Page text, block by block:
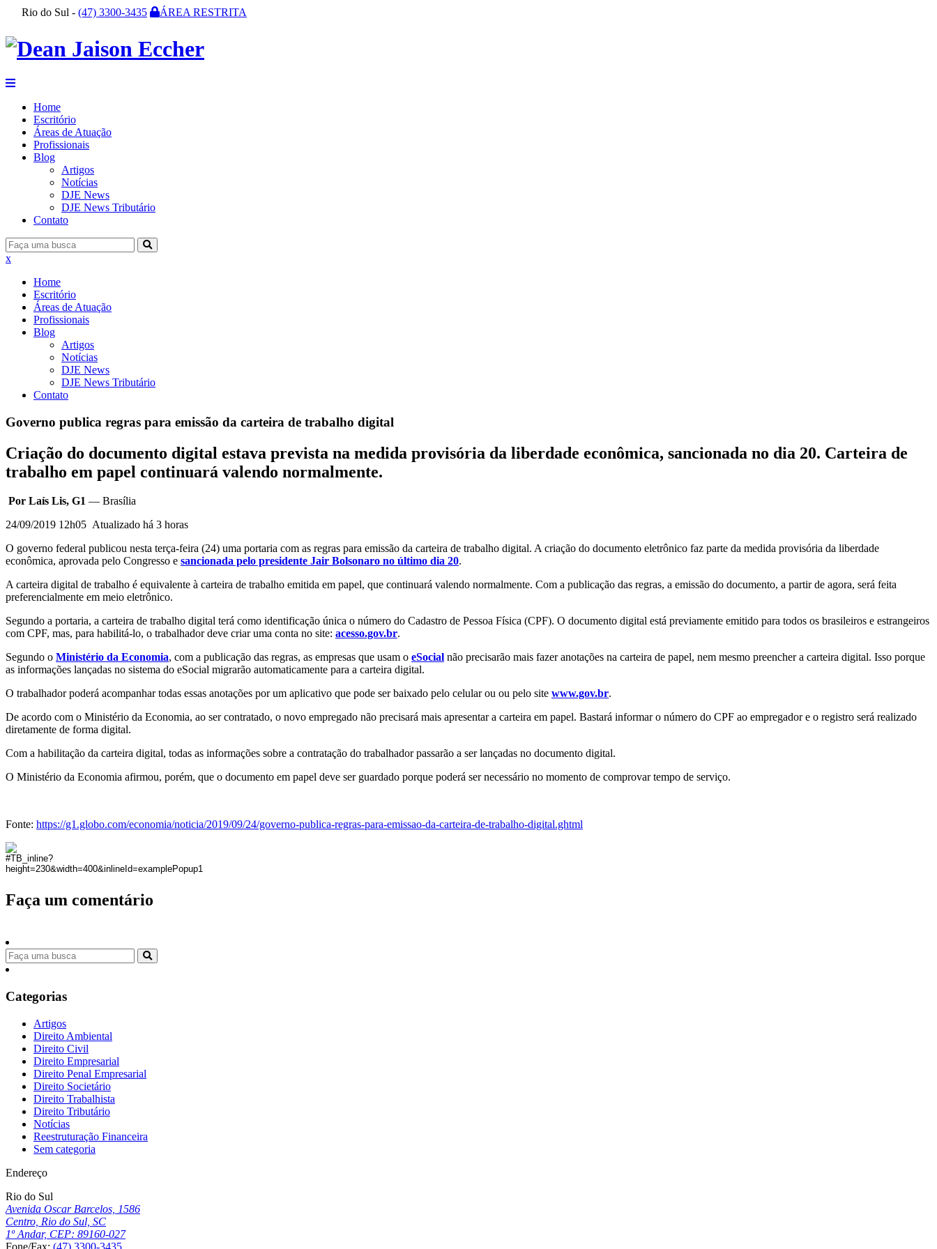
Rio do Sul - (47) 3300-3435 ÁREA RESTRITA
Home
Escritório
Áreas de Atuação
Profissionais
Blog
Artigos
Notícias
DJE News
DJE News Tributário
Contato
x
Home
Escritório
Áreas de Atuação
Profissionais
Blog
Artigos
Notícias
DJE News
DJE News Tributário
Contato
Governo publica regras para emissão da carteira de trabalho digital
Criação do documento digital estava prevista na medida provisória da liberdade econômica, sancionada no dia 20. Carteira de
trabalho em papel continuará valendo normalmente.
Por Laís Lis, G1 — Brasília
24/09/2019 12h05 Atualizado há 3 horas
O governo federal publicou nesta terça-feira (24) uma portaria com as regras para emissão da carteira de trabalho digital. A criação do documento eletrônico faz parte da medida provisória da liberdade
econômica, aprovada pelo Congresso e sancionada pelo presidente Jair Bolsonaro no último dia 20.
A carteira digital de trabalho é equivalente à carteira de trabalho emitida em papel, que continuará valendo normalmente. Com a publicação das regras, a emissão do documento, a partir de agora, será feita
preferencialmente em meio eletrônico.
Segundo a portaria, a carteira de trabalho digital terá como identificação única o número do Cadastro de Pessoa Física (CPF). O documento digital está previamente emitido para todos os brasileiros e estrangeiros
com CPF, mas, para habilitá-lo, o trabalhador deve criar uma conta no site: acesso.gov.br.
Segundo o Ministério da Economia, com a publicação das regras, as empresas que usam o eSocial não precisarão mais fazer anotações na carteira de papel, nem mesmo preencher a carteira digital. Isso porque
as informações lançadas no sistema do eSocial migrarão automaticamente para a carteira digital.
O trabalhador poderá acompanhar todas essas anotações por um aplicativo que pode ser baixado pelo celular ou ou pelo site www.gov.br.
De acordo com o Ministério da Economia, ao ser contratado, o novo empregado não precisará mais apresentar a carteira em papel. Bastará informar o número do CPF ao empregador e o registro será realizado
diretamente de forma digital.
Com a habilitação da carteira digital, todas as informações sobre a contratação do trabalhador passarão a ser lançadas no documento digital.
O Ministério da Economia afirmou, porém, que o documento em papel deve ser guardado porque poderá ser necessário no momento de comprovar tempo de serviço.
Fonte: https://g1.globo.com/economia/noticia/2019/09/24/governo-publica-regras-para-emissao-da-carteira-de-trabalho-digital.ghtml
Faça um comentário
Categorias
Artigos
Direito Ambiental
Direito Civil
Direito Empresarial
Direito Penal Empresarial
Direito Societário
Direito Trabalhista
Direito Tributário
Notícias
Reestruturação Financeira
Sem categoria
Endereço
Rio do Sul
Avenida Oscar Barcelos, 1586
Centro, Rio do Sul, SC
1º Andar, CEP: 89160-027
Fone/Fax: (47) 3300-3435